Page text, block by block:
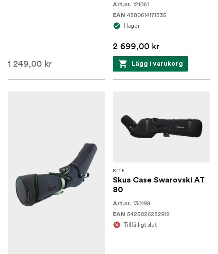
1 249,00 kr
Art.nr. 121061
EAN 4580614171335
I lager
2 699,00 kr
Lägg i varukorg
KITE
Skua Case Swarovski AT
80
Art.nr. 130198
EAN 5425026282912
Tillfälligt slut